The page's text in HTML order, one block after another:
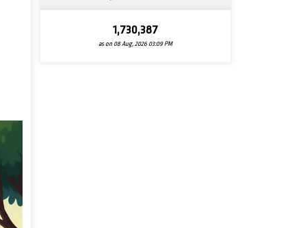
1,730,387
as on 08 Aug, 2026 03:09 PM